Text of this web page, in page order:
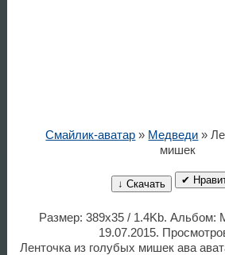
Смайлик-аватар » Медведи »
мишек
↓ Скачать ✔
Размер: 389x35 / 1.4Kb. Альбом:
19.07.2015.
Ленточка из голубых мишек ава